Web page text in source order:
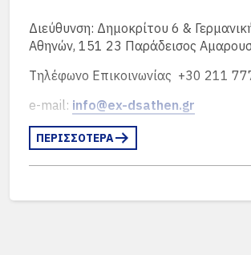
Διεύθυνση: Δημοκρίτου 6 &
Αθηνών, 151 23 Παράδεισος
Τηλέφωνο Επικοινωνίας +30 211
e-mail: info@ex-dsathen.gr
ΠΕΡΙΣΣΟΤΕΡΑ